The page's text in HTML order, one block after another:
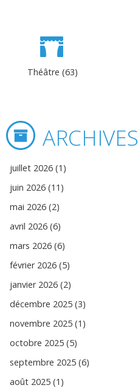
Théâtre (63)
ARCHIVES
juillet 2026 (1)
juin 2026 (11)
mai 2026 (2)
avril 2026 (6)
mars 2026 (6)
février 2026 (5)
janvier 2026 (2)
décembre 2025 (3)
novembre 2025 (1)
octobre 2025 (5)
septembre 2025 (6)
août 2025 (1)